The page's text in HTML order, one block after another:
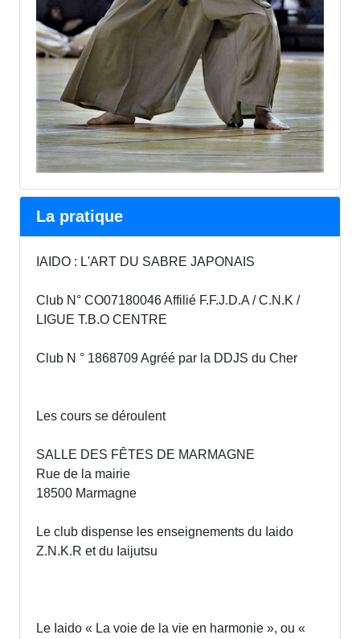
La pratique
IAIDO : L'ART DU SABRE JAPONAIS
Club N° CO07180046 Affilié F.F.J.D.A / C.N.K /
LIGUE T.B.O CENTRE
Club N ° 1868709 Agréé par la DDJS du Cher
Les cours se déroulent
SALLE DES FÊTES DE MARMAGNE
Rue de la mairie
18500 Marmagne
Le club dispense les enseignements du Iaido
Z.N.K.R et du Iaijutsu
Le Iaido « La voie de la vie en harmonie », ou «